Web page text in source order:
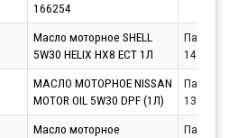
166254
Масло моторное SHELL
5W30 HELIX HX8 ECT 1Л
Партнёр
МАСЛО МОТОРНОЕ NISSAN
MOTOR OIL 5W30 DPF (1Л)
Партнёр
Масло моторное
Партнёр